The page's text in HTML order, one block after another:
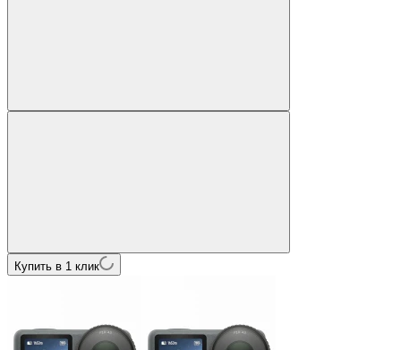
Купить в 1 клик